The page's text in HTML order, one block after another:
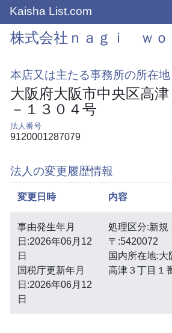
Kaisha List.com
株式会社ｎａｇｉ ｗｏ
本店又は主たる事務所の所在地
大阪府大阪市中央区高津
－１３０４号
法人番号
9120001287079
法人の変更履歴情報
変更日時 内容
事由発生年月
日:2026年06月12
日
国税庁更新年月
日:2026年06月12
日
処理区分:新規
〒:5420072
国内所在地:大
高津３丁目１